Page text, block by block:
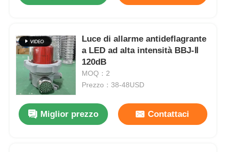
Luce di allarme antideflagrante
a LED ad alta intensità BBJ-Ⅱ
120dB
MOQ：2
Prezzo：38-48USD
Miglior prezzo Contattaci